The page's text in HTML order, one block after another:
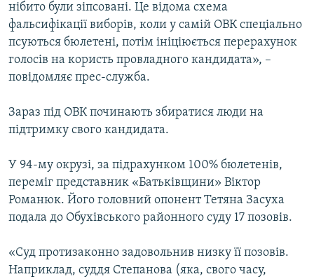
нібито були зіпсовані. Це відома схема
фальсифікації виборів, коли у самій ОВК спеціально
псуються бюлетені, потім ініціюється перерахунок
голосів на користь провладного кандидата», –
повідомляє прес-служба.
Зараз під ОВК починають збиратися люди на
підтримку свого кандидата.
У 94-му окрузі, за підрахунком 100% бюлетенів,
переміг представник «Батьківщини» Віктор
Романюк. Його головний опонент Тетяна Засуха
подала до Обухівського районного суду 17 позовів.
«Cуд протизаконно задовольнив низку її позовів.
Наприклад, суддя Степанова (яка, свого часу,